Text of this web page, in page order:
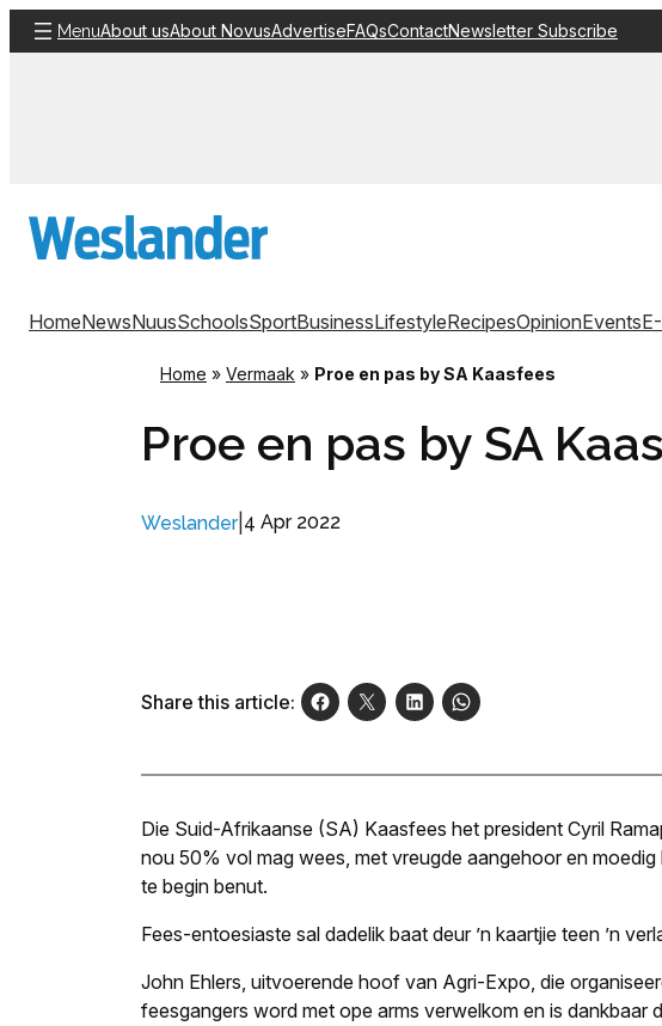
Skip
to
MenuAbout usAbout NovusAdvertiseFAQsContactNewsletter Subscribe
HomeNewsNuusSchoolsSportBusinessLifestyleRecipesOpinionEvents
Home » Vermaak » Proe en pas by SA Kaasfees
Proe en pas by SA
Weslander| 4 Apr 2022
Share this article:
Die Suid-Afrikaanse (SA) Kaasfees het president Cyril
nou 50% vol mag wees, met vreugde aangehoor en
te begin benut.
Fees-entoesiaste sal dadelik baat deur ’n kaartjie teen ’n
John Ehlers, uitvoerende hoof van Agri-Expo, die
feesgangers word met ope arms verwelkom en is dankbaar